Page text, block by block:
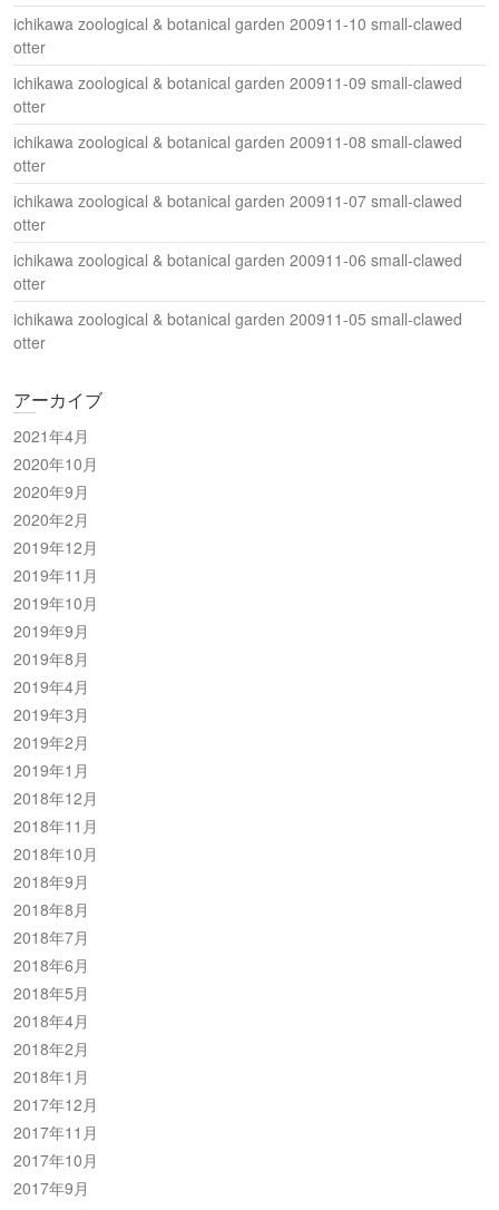
ichikawa zoological & botanical garden 200911-10 small-clawed
otter
ichikawa zoological & botanical garden 200911-09 small-clawed
otter
ichikawa zoological & botanical garden 200911-08 small-clawed
otter
ichikawa zoological & botanical garden 200911-07 small-clawed
otter
ichikawa zoological & botanical garden 200911-06 small-clawed
otter
ichikawa zoological & botanical garden 200911-05 small-clawed
otter
アーカイブ
2021年4月
2020年10月
2020年9月
2020年2月
2019年12月
2019年11月
2019年10月
2019年9月
2019年8月
2019年4月
2019年3月
2019年2月
2019年1月
2018年12月
2018年11月
2018年10月
2018年9月
2018年8月
2018年7月
2018年6月
2018年5月
2018年4月
2018年2月
2018年1月
2017年12月
2017年11月
2017年10月
2017年9月